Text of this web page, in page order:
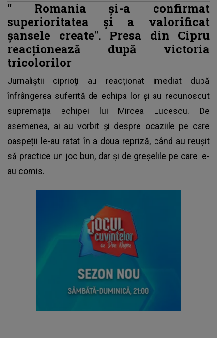
" Romania și-a confirmat
superioritatea și a valorificat
șansele create". Presa din Cipru
reacționează după victoria
tricolorilor
Jurnaliștii ciprioți au reacționat imediat după
înfrângerea suferită de echipa lor și au recunoscut
supremația echipei lui Mircea Lucescu. De
asemenea, ai au vorbit și despre ocaziile pe care
oaspeții le-au ratat în a doua repriză, când au reușit
să practice un joc bun, dar și de greșelile pe care le-
au comis.